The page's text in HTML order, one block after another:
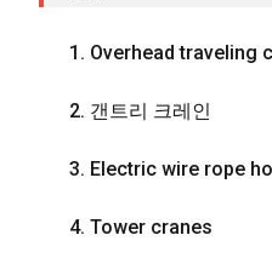
1. Overhead traveling
2. 갠트리 크레인
3. Electric wire rope
4. Tower cranes